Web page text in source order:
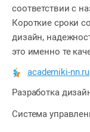
соответствии с
Короткие сроки
дизайн,
это именно те
academiki-nn.ru
Разработка
Система